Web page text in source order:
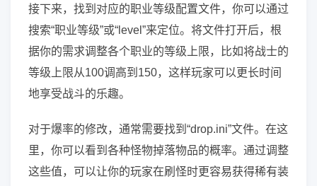
接下来，找到对应的职业等级配置文件，你可以通过
搜索“职业等级”或“level”来定位。将文件打开后，根
据你的需求调整各个职业的等级上限，比如将战士的
等级上限从100调高到150，这样玩家可以更长时间
地享受战斗的乐趣。
对于爆率的修改，通常需要找到“drop.ini”文件。在这
里，你可以看到各种怪物掉落物品的概率。通过调整
这些值，可以让你的玩家在刷怪时更容易获得稀有装